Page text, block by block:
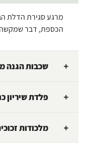
מרגע סגירת הדלת
הכספת, דבר שמקשה
שכבות הגנה
פלדת שיריון
מלכודות